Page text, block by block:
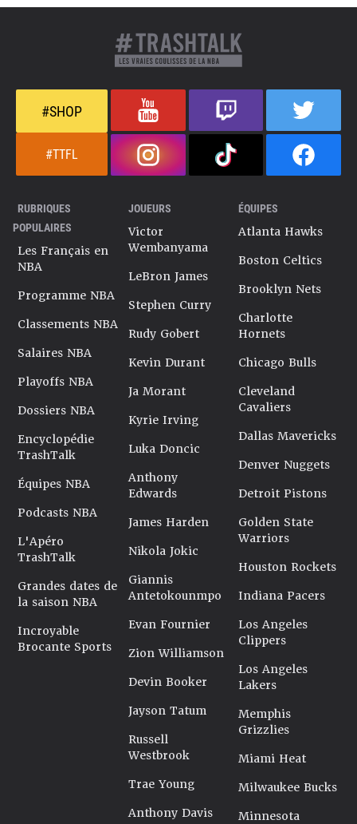
#SHOP
#TTFL
RUBRIQUES
POPULAIRES
Les Français en
NBA
Programme NBA
Classements NBA
Salaires NBA
Playoffs NBA
Dossiers NBA
Encyclopédie
TrashTalk
Équipes NBA
Podcasts NBA
L'Apéro
TrashTalk
Grandes dates de
la saison NBA
Incroyable
Brocante Sports
JOUEURS
Victor
Wembanyama
LeBron James
Stephen Curry
Rudy Gobert
Kevin Durant
Ja Morant
Kyrie Irving
Luka Doncic
Anthony
Edwards
James Harden
Nikola Jokic
Giannis
Antetokounmpo
Evan Fournier
Zion Williamson
Devin Booker
Jayson Tatum
Russell
Westbrook
Trae Young
Anthony Davis
ÉQUIPES
Atlanta Hawks
Boston Celtics
Brooklyn Nets
Charlotte
Hornets
Chicago Bulls
Cleveland
Cavaliers
Dallas Mavericks
Denver Nuggets
Detroit Pistons
Golden State
Warriors
Houston Rockets
Indiana Pacers
Los Angeles
Clippers
Los Angeles
Lakers
Memphis
Grizzlies
Miami Heat
Milwaukee Bucks
Minnesota